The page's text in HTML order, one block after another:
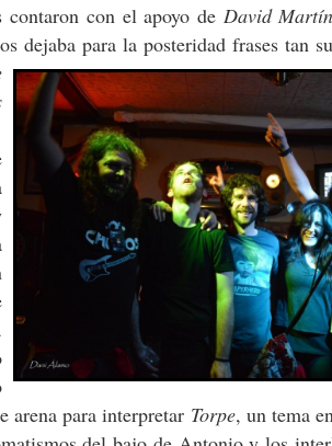
con el apoyo de David
dejaba para la posteridad frases tan
arena para interpretar Torpe, un tema